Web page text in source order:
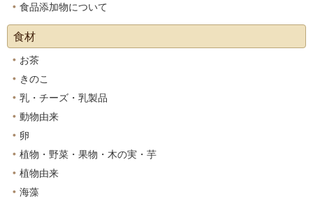
食品添加物について
食材
お茶
きのこ
乳・チーズ・乳製品
動物由来
卵
植物・野菜・果物・木の実・芋
植物由来
海藻